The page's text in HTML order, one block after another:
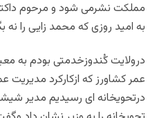
مملکت نشرمی شود و مرحوم
به امید روزی که محمد زایی را نه
درولایت کُندوزخدمتی بودم به
عمر کشاورز که ازکارکرد
درتحویخانه ای رسیدیم مدیر